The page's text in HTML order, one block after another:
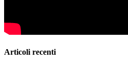
Articoli recenti